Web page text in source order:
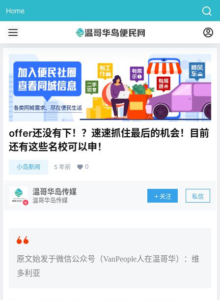
Home
offer还没有下！？速速抓住最后的机会！目前
还有这些名校可以申！
小岛新闻 5 年前 0
温哥华岛传媒
温哥华岛传媒
关注 私信
原文始发于微信公众号（VanPeople人在温哥华）：维
多利亚